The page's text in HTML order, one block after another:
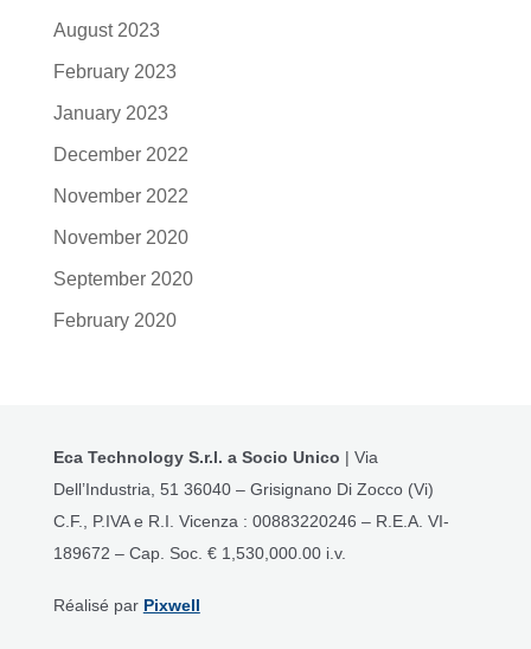
August 2023
February 2023
January 2023
December 2022
November 2022
November 2020
September 2020
February 2020
Eca Technology S.r.l. a Socio Unico | Via
Dell’Industria, 51 36040 – Grisignano Di Zocco (Vi)
C.F., P.IVA e R.I. Vicenza : 00883220246 – R.E.A. VI-
189672 – Cap. Soc. € 1,530,000.00 i.v.
Réalisé par Pixwell